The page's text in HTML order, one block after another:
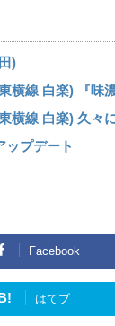
)
横線 白楽) 『味
横線 白楽) 久々
ップデート
Facebook
はてブ